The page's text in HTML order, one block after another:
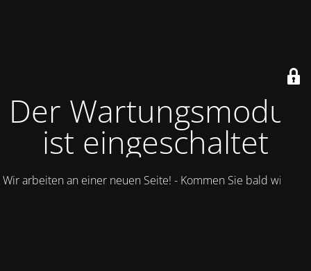
Der Wartungsmodus
ist eingeschaltet
Wir arbeiten an einer neuen Seite! - Kommen Sie bald wieder.